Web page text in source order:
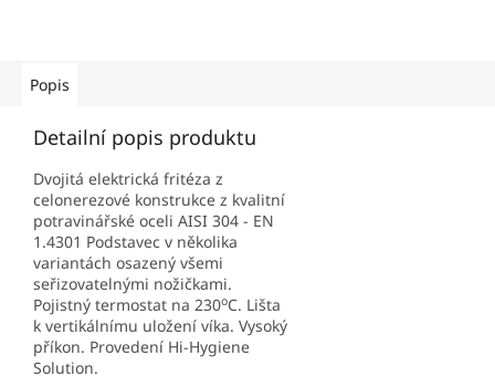
Popis
Detailní popis produktu
Dvojitá elektrická fritéza z
celonerezové konstrukce z kvalitní
potravinářské oceli AISI 304 - EN
1.4301 Podstavec v několika
variantách osazený všemi
seřizovatelnými nožičkami.
Pojistný termostat na 230oC. Lišta
k vertikálnímu uložení víka. Vysoký
příkon. Provedení Hi-Hygiene
Solution.